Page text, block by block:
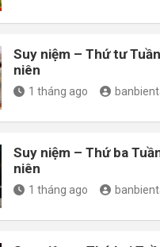
Suy niệm – Thứ tư
niên
1 tháng ago
Suy niệm – Thứ ba
niên
1 tháng ago